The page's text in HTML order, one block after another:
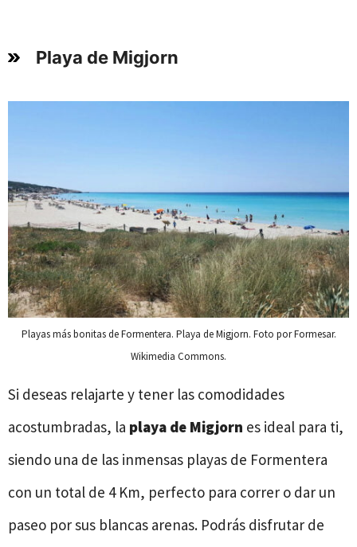
Playa de Migjorn
Playas más bonitas de Formentera. Playa de Migjorn. Foto por Formesar.
Wikimedia Commons.
Si deseas relajarte y tener las comodidades
acostumbradas, la playa de Migjorn es ideal para ti,
siendo una de las inmensas playas de Formentera
con un total de 4 Km, perfecto para correr o dar un
paseo por sus blancas arenas. Podrás disfrutar de